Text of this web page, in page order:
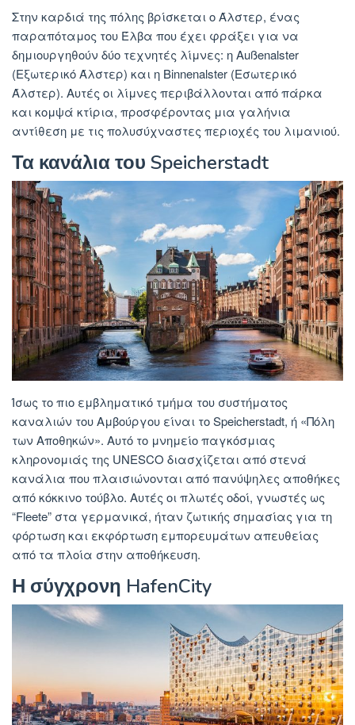
Στην καρδιά της πόλης βρίσκεται ο Άλστερ, ένας
παραπόταμος του Έλβα που έχει φράξει για να
δημιουργηθούν δύο τεχνητές λίμνες: η Außenalster
(Εξωτερικό Άλστερ) και η Binnenalster (Εσωτερικό
Άλστερ). Αυτές οι λίμνες περιβάλλονται από πάρκα
και κομψά κτίρια, προσφέροντας μια γαλήνια
αντίθεση με τις πολυσύχναστες περιοχές του λιμανιού.
Τα κανάλια του Speicherstadt
Ίσως το πιο εμβληματικό τμήμα του συστήματος
καναλιών του Αμβούργου είναι το Speicherstadt, ή «Πόλη
των Αποθηκών». Αυτό το μνημείο παγκόσμιας
κληρονομιάς της UNESCO διασχίζεται από στενά
κανάλια που πλαισιώνονται από πανύψηλες αποθήκες
από κόκκινο τούβλο. Αυτές οι πλωτές οδοί, γνωστές ως
“Fleete” στα γερμανικά, ήταν ζωτικής σημασίας για τη
φόρτωση και εκφόρτωση εμπορευμάτων απευθείας
από τα πλοία στην αποθήκευση.
Η σύγχρονη HafenCity